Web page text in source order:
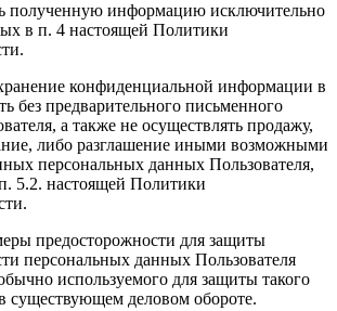
полученную информацию исключительно
в п. 4 настоящей Политики
конфиденциальной информации в
без предварительного письменного
а также не осуществлять продажу,
либо разглашение иными возможными
персональных данных Пользователя,
5.2. настоящей Политики
предосторожности для защиты
персональных данных Пользователя
используемого для защиты такого
существующем деловом обороте.